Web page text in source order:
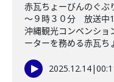
赤瓦ちょーびんのぐ
～９時３０分 放送中
沖縄観光コンベンショ
ーターを務める赤瓦ち
2025.12.14|